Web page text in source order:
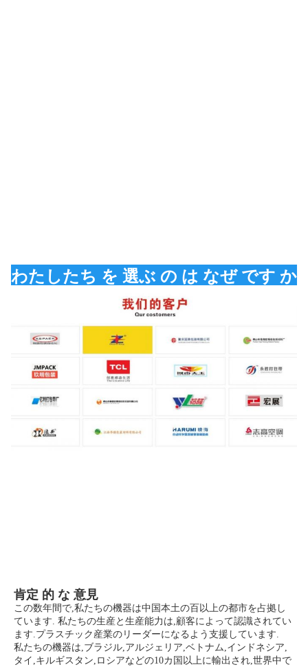
わたしたち を 選ぶ の は なぜ です か
肯定 的 な 意見
この数年間で,私たちの機器は中国本土の百以上の都市を占拠し
ています. 私たちの生産と生産能力は,顧客によって認識されてい
ます.プラスチック産業のリーダーになるよう支援しています.
私たちの機器は,ブラジル,アルジェリア,ベトナム,インドネシア,
タイ,キルギスタン,ロシアなどの10カ国以上に輸出され,世界中で